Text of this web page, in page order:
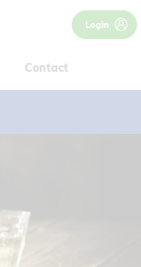
Login
Contact